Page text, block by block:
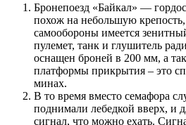
Бронепоезд «Байкал» —
похож на небольшую
самообороны имеется
пулемет, танк и глушитель
оснащен броней в 200 мм, а
платформы прикрытия – это
минах.
В то время вместо семафора
поднимали лебедкой вверх, и
сигнал, что можно ехать.